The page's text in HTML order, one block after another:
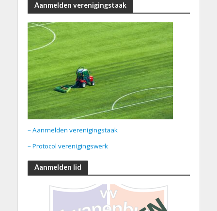
Aanmelden verenigingstaak
– Aanmelden verenigingstaak
– Protocol verenigingswerk
Aanmelden lid